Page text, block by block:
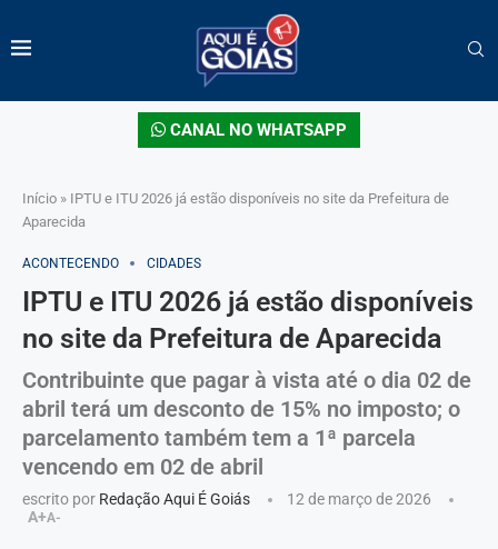
CANAL NO WHATSAPP
Início » IPTU e ITU 2026 já estão disponíveis no site da Prefeitura de
Aparecida
ACONTECENDO CIDADES
IPTU e ITU 2026 já estão disponíveis
no site da Prefeitura de Aparecida
Contribuinte que pagar à vista até o dia 02 de
abril terá um desconto de 15% no imposto; o
parcelamento também tem a 1ª parcela
vencendo em 02 de abril
escrito por Redação Aqui É Goiás
12 de março de 2026
A+A-